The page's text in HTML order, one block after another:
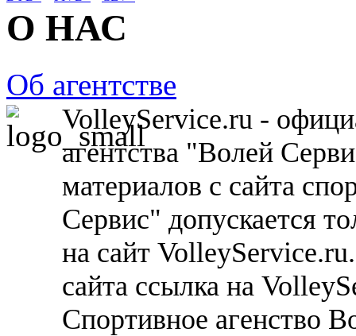
О НАС
Об агентстве
VolleyService.ru -
агентства "Волей
материалов с сайта
Сервис" допускается
на сайт
сайта ссылка на
Спортивное агенство